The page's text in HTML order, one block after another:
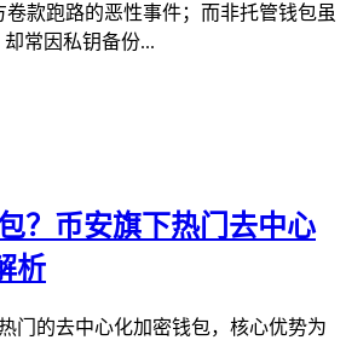
款跑路的恶性事件；而非托管钱包虽
常因私钥备份...
？币安旗下热门去中心
析
门的去中心化加密钱包，核心优势为